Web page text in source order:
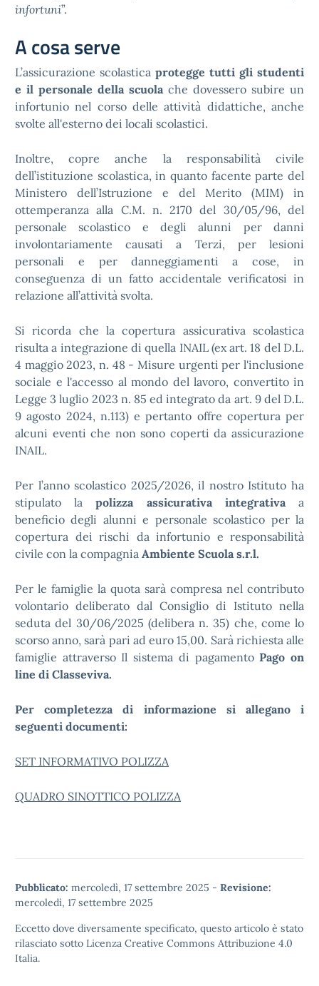
infortuni”.
A cosa serve
L’assicurazione scolastica protegge tutti gli studenti
e il personale della scuolache dovessero subire un
infortunio nel corso delle attività didattiche, anche
svolte all'esterno dei locali scolastici.
Inoltre, copre anche la responsabilità civile
dell’istituzione scolastica, in quanto facente parte del
Ministero dell’Istruzione e del Merito (MIM) in
ottemperanza alla C.M. n. 2170 del 30/05/96, del
personale scolastico e degli alunni per danni
involontariamente causati a Terzi, per lesioni
personali e per danneggiamenti a cose, in
conseguenza di un fatto accidentale verificatosi in
relazione all’attività svolta.
Si ricorda che la copertura assicurativa scolastica
risulta a integrazione di quella INAIL (ex art. 18 del D.L.
4 maggio 2023, n. 48 - Misure urgenti per l'inclusione
sociale e l'accesso al mondo del lavoro, convertito in
Legge 3 luglio 2023 n. 85 ed integrato da art. 9 del D.L.
9 agosto 2024, n.113) e pertanto offre copertura per
alcuni eventi che non sono coperti da assicurazione
INAIL.
Per l’anno scolastico 2025/2026, il nostro Istituto ha
stipulato la polizza assicurativa integrativaa
beneficio degli alunni e personale scolastico per la
copertura dei rischi da infortunio e responsabilità
civile con la compagnia Ambiente Scuola s.r.l.
Per le famiglie la quota sarà compresa nel contributo
volontario deliberato dal Consiglio di Istituto nella
seduta del 30/06/2025 (delibera n. 35) che, come lo
scorso anno, sarà pari ad euro 15,00. Sarà richiesta alle
famiglie attraverso Il sistema di pagamentoPago on
line di Classeviva.
Per completezza di informazione si allegano i
seguenti documenti:
SET INFORMATIVO POLIZZA
QUADRO SINOTTICO POLIZZA
Pubblicato: mercoledì, 17 settembre 2025 - Revisione:
mercoledì, 17 settembre 2025
Eccetto dove diversamente specificato, questo articolo è stato
rilasciato sotto Licenza Creative Commons Attribuzione 4.0
Italia.